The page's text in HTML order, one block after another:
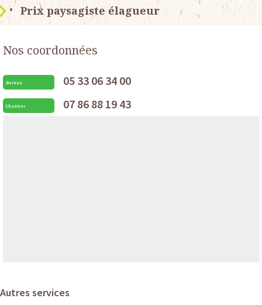
Prix paysagiste élagueur
Nos coordonnées
Bureau 05 33 06 34 00
Chantier 07 86 88 19 43
Autres services